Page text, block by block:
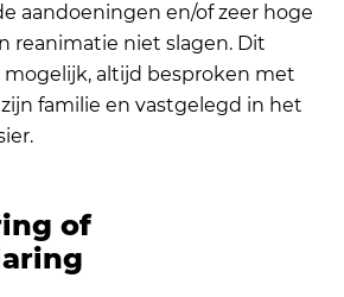
aandoeningen en/of zeer hoge
reanimatie niet slagen. Dit
altijd besproken met
familie en vastgelegd in het
of